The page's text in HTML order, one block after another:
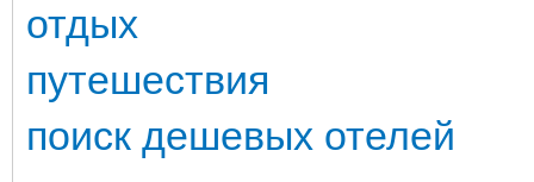
отдых
путешествия
поиск дешевых отелей